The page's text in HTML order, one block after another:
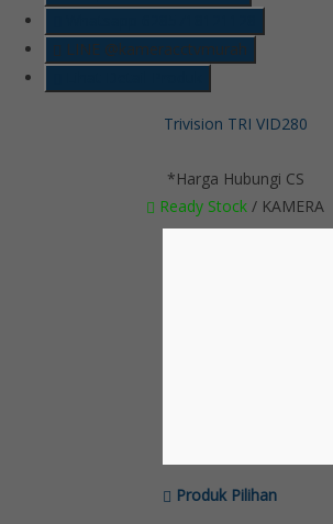
LINE @kameracctvmurah
Trivision TRI VID280
*Harga Hubungi CS
Ready Stock / KAMERA
Produk Pilihan